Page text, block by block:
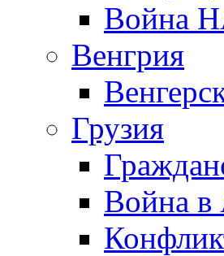
Война
Венгрия
Грузия
Война в